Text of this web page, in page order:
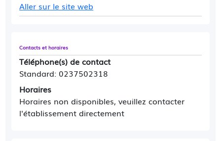
login (med. création AMI>AmiCare): cdalmon
login AMI: jfborde (anesth) - COMPTE DEMO
FM
login AMI: edardel(anesth) - COMPTE DEMO
FM
login AMI: jmdancre(OPH) - COMPTE DEMO
FM
--
Aller sur le site web
Contacts et horaires
Téléphone(s) de contact
Standard: 0237502318
Horaires
Horaires non disponibles, veuillez contacter
l'établissement directement